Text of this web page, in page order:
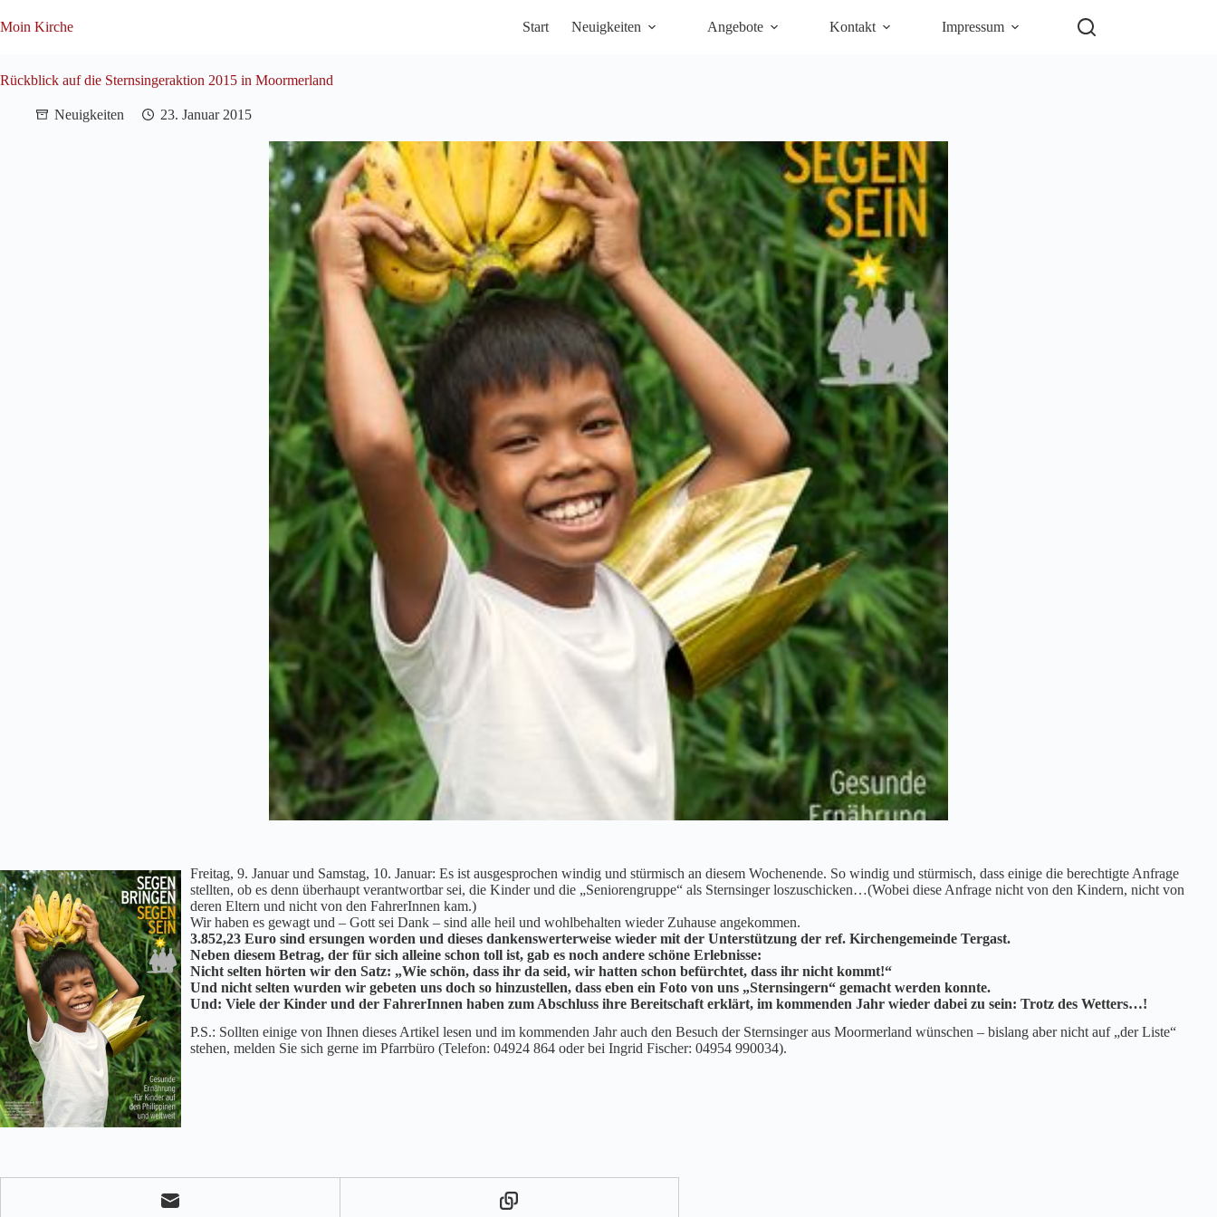
Inhalt
Moin Kirche Start Neuigkeiten Angebote Kontakt Impressum
Rückblick auf die Sternsingeraktion 2015 in Moormerland
Neuigkeiten 23. Januar 2015
Freitag, 9. Januar und Samstag, 10. Januar: Es ist ausgesprochen windig und stürmisch an diesem Wochenende. So windig und stürmisch, dass einige die berechtigte Anfrage
stellten, ob es denn überhaupt verantwortbar sei, die Kinder und die „Seniorengruppe“ als Sternsinger loszuschicken…(Wobei diese Anfrage nicht von den Kindern, nicht von
deren Eltern und nicht von den FahrerInnen kam.)
Wir haben es gewagt und – Gott sei Dank – sind alle heil und wohlbehalten wieder Zuhause angekommen.
3.852,23 Euro sind ersungen worden und dieses dankenswerterweise wieder mit der Unterstützung der ref. Kirchengemeinde Tergast.
Neben diesem Betrag, der für sich alleine schon toll ist, gab es noch andere schöne Erlebnisse:
Nicht selten hörten wir den Satz: „Wie schön, dass ihr da seid, wir hatten schon befürchtet, dass ihr nicht kommt!“
Und nicht selten wurden wir gebeten uns doch so hinzustellen, dass eben ein Foto von uns „Sternsingern“ gemacht werden konnte.
Und: Viele der Kinder und der FahrerInnen haben zum Abschluss ihre Bereitschaft erklärt, im kommenden Jahr wieder dabei zu sein: Trotz des Wetters…!
P.S.: Sollten einige von Ihnen dieses Artikel lesen und im kommenden Jahr auch den Besuch der Sternsinger aus Moormerland wünschen – bislang aber nicht auf „der Liste“
stehen, melden Sie sich gerne im Pfarrbüro (Telefon: 04924 864 oder bei Ingrid Fischer: 04954 990034).